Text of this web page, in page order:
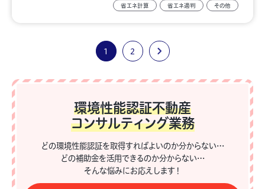
省エネ計算 省エネ適判 その他
1 2
環境性能認証不動産
コンサルティング業務
どの環境性能認証を取得すればよいのか分からない…
どの補助金を活用できるのか分からない…
そんな悩みにお応えします！